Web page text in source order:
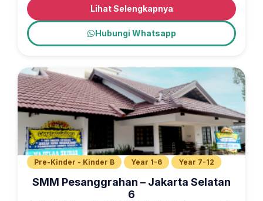
Lihat Selengkapnya
Hubungi Whatsapp
Pre-Kinder - Kinder B Year 1-6 Year 7-12
SMM Pesanggrahan – Jakarta Selatan
6